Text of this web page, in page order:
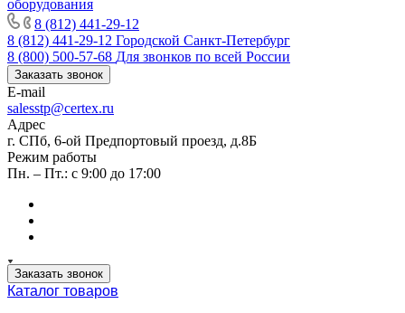
8 (812) 441-29-12
8 (812) 441-29-12 Городской Санкт-Петербург
8 (800) 500-57-68 Для звонков по всей России
Заказать звонок
E-mail
salesstp@certex.ru
Адрес
г. СПб, 6-ой Предпортовый проезд, д.8Б
Режим работы
Пн. – Пт.: с 9:00 до 17:00
Заказать звонок
Каталог товаров